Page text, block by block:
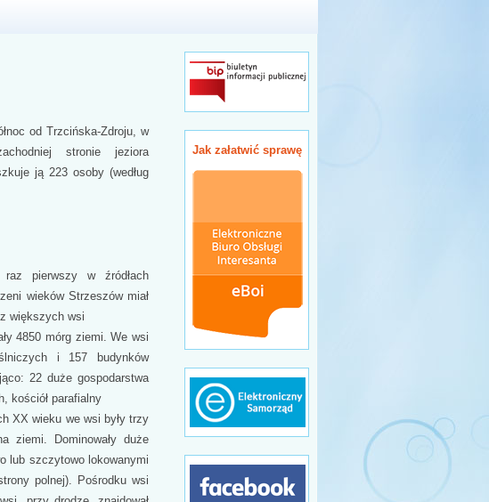
od Trzcińska-Zdroju, w
stronie jeziora
ją 223 osoby (według
pierwszy w źródłach
wieków Strzeszów miał
większych wsi
4850 mórg ziemi. We wsi
i 157 budynków
22 duże gospodarstwa
kościół parafialny
XX wieku we wsi były trzy
ziemi. Dominowały duże
lub szczytowo lokowanymi
polnej). Pośrodku wsi
Jak załatwić sprawę